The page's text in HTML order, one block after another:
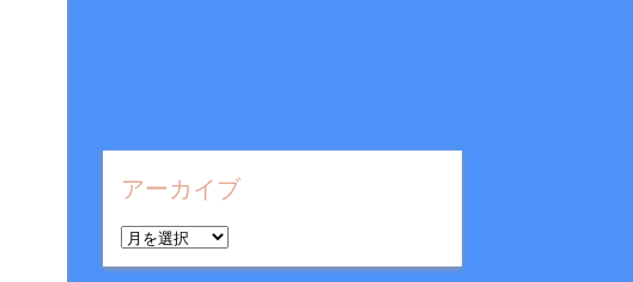
アーカイブ
ア
ー